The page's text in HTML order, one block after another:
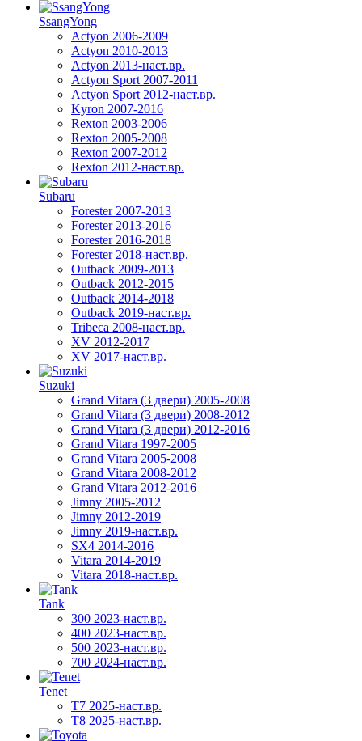
SsangYong
Actyon 2006-2009
Actyon 2010-2013
Actyon 2013-наст.вр.
Actyon Sport 2007-2011
Actyon Sport 2012-наст.вр.
Kyron 2007-2016
Rexton 2003-2006
Rexton 2005-2008
Rexton 2007-2012
Rexton 2012-наст.вр.
Subaru
Forester 2007-2013
Forester 2013-2016
Forester 2016-2018
Forester 2018-наст.вр.
Outback 2009-2013
Outback 2012-2015
Outback 2014-2018
Outback 2019-наст.вр.
Tribeca 2008-наст.вр.
XV 2012-2017
XV 2017-наст.вр.
Suzuki
Grand Vitara (3 двери) 2005-2008
Grand Vitara (3 двери) 2008-2012
Grand Vitara (3 двери) 2012-2016
Grand Vitara 1997-2005
Grand Vitara 2005-2008
Grand Vitara 2008-2012
Grand Vitara 2012-2016
Jimny 2005-2012
Jimny 2012-2019
Jimny 2019-наст.вр.
SX4 2014-2016
Vitara 2014-2019
Vitara 2018-наст.вр.
Tank
300 2023-наст.вр.
400 2023-наст.вр.
500 2023-наст.вр.
700 2024-наст.вр.
Tenet
T7 2025-наст.вр.
T8 2025-наст.вр.